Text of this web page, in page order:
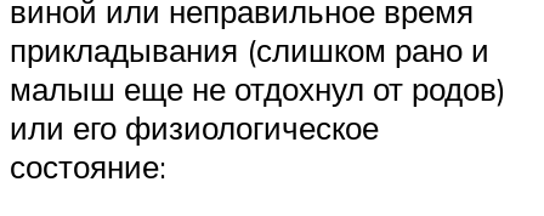
виной или неправильное время
прикладывания (слишком рано и
малыш еще не отдохнул от родов)
или его физиологическое
состояние: